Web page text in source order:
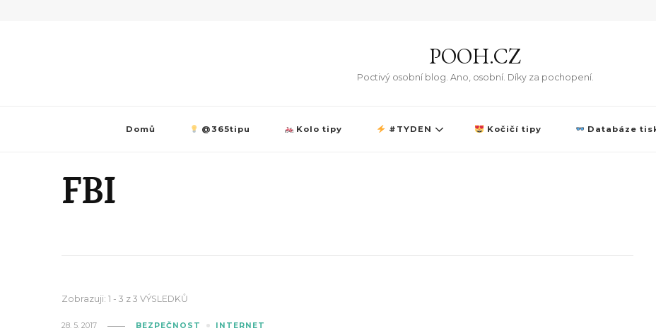
POOH.CZ
Poctivý osobní blog. Ano, osobní. Díky za pochopení.
Domů @365tipu Kolo tipy #TYDEN Kočičí tipy Databáze
FBI
Zobrazuji: 1 - 3 z 3 VÝSLEDKŮ
28. 5. 2017 BEZPEČNOST INTERNET